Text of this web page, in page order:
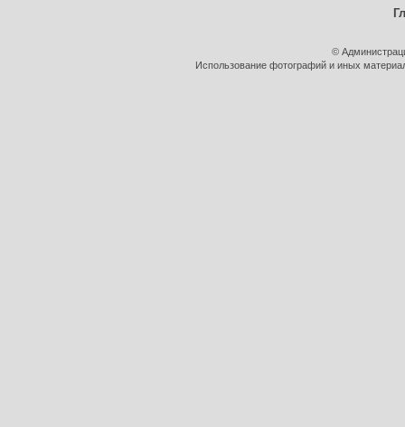
©
Использование фотографий и иных